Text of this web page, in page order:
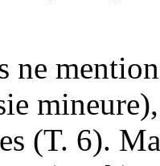
ne
(T. 6).